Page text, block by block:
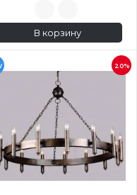
В корзину
20%